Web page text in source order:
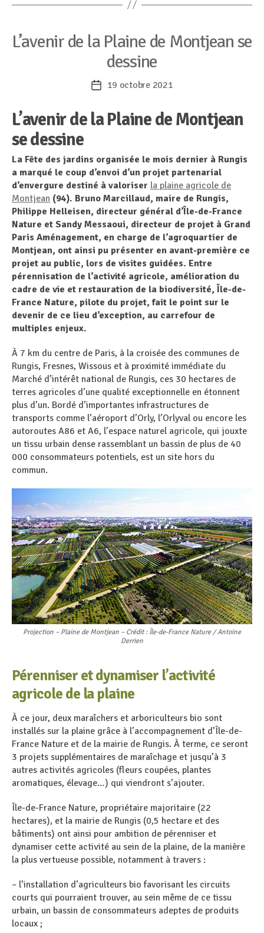
L’avenir de la Plaine de Montjean se
dessine
Date
l’article
19 octobre 2021
L’avenir de la Plaine de Montjean
se dessine
La Fête des jardins organisée le mois dernier à Rungis
a marqué le coup d’envoi d’un projet partenarial
d’envergure destiné à valoriser la plaine agricole de
Montjean (94). Bruno Marcillaud, maire de Rungis,
Philippe Helleisen, directeur général d’Île-de-France
Nature et Sandy Messaoui, directeur de projet à Grand
Paris Aménagement, en charge de l’agroquartier de
Montjean, ont ainsi pu présenter en avant-première ce
projet au public, lors de visites guidées. Entre
pérennisation de l’activité agricole, amélioration du
cadre de vie et restauration de la biodiversité, Île-de-
France Nature, pilote du projet, fait le point sur le
devenir de ce lieu d’exception, au carrefour de
multiples enjeux.
À 7 km du centre de Paris, à la croisée des communes de
Rungis, Fresnes, Wissous et à proximité immédiate du
Marché d’intérêt national de Rungis, ces 30 hectares de
terres agricoles d’une qualité exceptionnelle en étonnent
plus d’un. Bordé d’importantes infrastructures de
transports comme l’aéroport d’Orly, l’Orlyval ou encore les
autoroutes A86 et A6, l’espace naturel agricole, qui jouxte
un tissu urbain dense rassemblant un bassin de plus de 40
000 consommateurs potentiels, est un site hors du
commun.
Projection – Plaine de Montjean – Crédit : Île-de-France Nature / Antoine
Derrien
Pérenniser et dynamiser l’activité
agricole de la plaine
À ce jour, deux maraîchers et arboriculteurs bio sont
installés sur la plaine grâce à l’accompagnement d’Île-de-
France Nature et de la mairie de Rungis. À terme, ce seront
3 projets supplémentaires de maraîchage et jusqu’à 3
autres activités agricoles (fleurs coupées, plantes
aromatiques, élevage…) qui viendront s’ajouter.
Île-de-France Nature, propriétaire majoritaire (22
hectares), et la mairie de Rungis (0,5 hectare et des
bâtiments) ont ainsi pour ambition de pérenniser et
dynamiser cette activité au sein de la plaine, de la manière
la plus vertueuse possible, notamment à travers :
– l’installation d’agriculteurs bio favorisant les circuits
courts qui pourraient trouver, au sein même de ce tissu
urbain, un bassin de consommateurs adeptes de produits
locaux ;